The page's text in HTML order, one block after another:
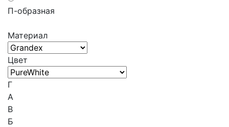
П-образная
Материал
Цвет
Г
A
В
Б